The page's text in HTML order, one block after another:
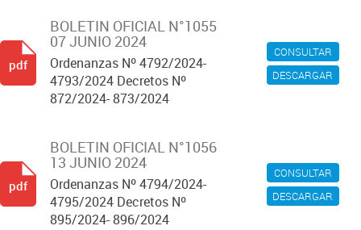
CONSULTAR
DESCARGAR
BOLETIN OFICIAL N°1055
07 JUNIO 2024
Ordenanzas Nº 4792/2024-
4793/2024 Decretos Nº
872/2024- 873/2024
pdf
CONSULTAR
DESCARGAR
BOLETIN OFICIAL N°1056
13 JUNIO 2024
Ordenanzas Nº 4794/2024-
4795/2024 Decretos Nº
895/2024- 896/2024
pdf